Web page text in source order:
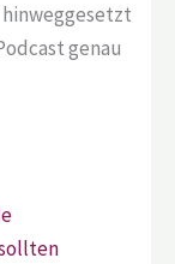
hinweggesetzt
genau